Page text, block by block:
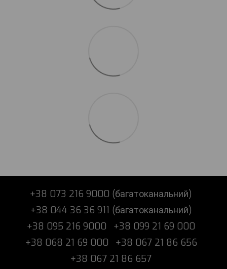
+38 073 216 9000 (багатоканальний)
+38 044 36 36 911 (багатоканальний)
+38 095 216 9000
+38 099 21 69 000
+38 068 21 69 000
+38 067 21 86 656
+38 067 21 86 657